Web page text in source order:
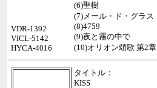
(6)聖樹
(7)メール・ド・グラス
(8)4759
(9)夜と霧の中で
(10)オリオン頌歌 第2章
VDR-1392
VICL-5142
HYCA-4016
タイトル：
KISS